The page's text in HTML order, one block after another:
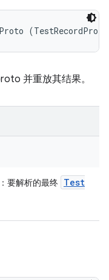
并重放其结果。
：要解析的最终
Test